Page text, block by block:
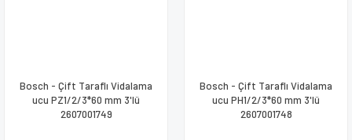
Bosch - Çift Taraflı Vidalama
ucu PZ1/2/3*60 mm 3'lü
2607001749
Bosch - Çift Taraflı Vidalama
ucu PH1/2/3*60 mm 3'lü
2607001748